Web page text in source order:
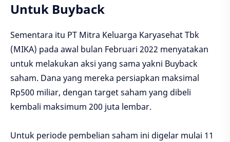
Untuk Buyback
Sementara itu PT Mitra Keluarga Karyasehat Tbk
(MIKA) pada awal bulan Februari 2022 menyatakan
untuk melakukan aksi yang sama yakni Buyback
saham. Dana yang mereka persiapkan maksimal
Rp500 miliar, dengan target saham yang dibeli
kembali maksimum 200 juta lembar.
Untuk periode pembelian saham ini digelar mulai 11